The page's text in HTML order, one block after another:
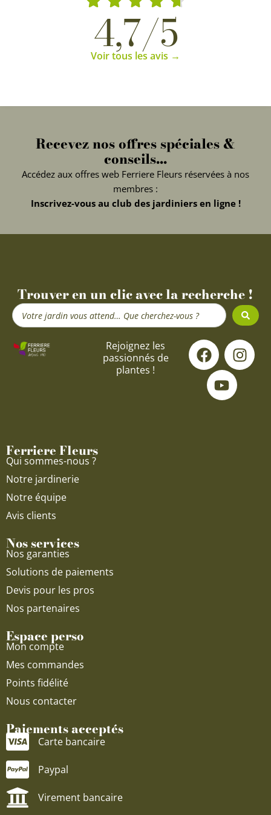
5 avis
4,7/5
Voir tous les avis →
Recevez nos offres spéciales &
conseils...
Accédez aux offres web Ferriere Fleurs réservées à nos
membres :
Inscrivez-vous au club des jardiniers en ligne !
Trouver en un clic avec la recherche !
Search
...
Rejoignez les
passionnés de
plantes !
F
a
c
e
I
n
s
Y
o
u
t
u
Ferriere Fleurs
Qui sommes-nous ?
Notre jardinerie
Notre équipe
Avis clients
Nos services
Nos garanties
Solutions de paiements
Devis pour les pros
Nos partenaires
Espace perso
Mon compte
Mes commandes
Points fidélité
Nous contacter
Paiements acceptés
Carte bancaire
Paypal
Virement bancaire